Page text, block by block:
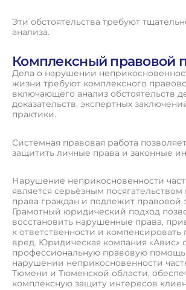
Эти обстоятельства требуют
анализа.
Комплексный правовой
Дела о нарушении
жизни требуют комплексного
включающего анализ обстоятельств
доказательств, экспертных
практики.
Системная правовая работа
защитить личные права и законные
Нарушение неприкосновенности
является серьёзным
права граждан и подлежит правовой
Грамотный юридический подход
восстановить нарушенные права,
к ответственности и
вред. Юридическая компания «Авис»
профессиональную правовую
нарушении неприкосновенности
Тюмени и Тюменской области,
комплексную защиту интересов